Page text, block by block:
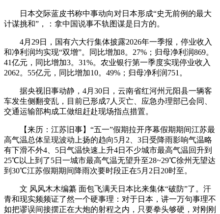
日本交际蓝皮书称中事动向对日本形成“史无前例的最大
计谋挑和”，：拿中国说事不轨图谋是日方的。
4月29日，国有六大行集体披露2026年一季报，停业收入
和净利润均实现“双增”。同比增加8。27%；归母净利润869。
41亿元，同比增加3。31%。农业银行第一季度实现停业收入
2062。55亿元，同比增加10。49%；归母净利润751。
据央视旧事动静，4月30日，云南省红河州元阳县一辆客
车发生侧翻变乱，目前已形成7人灭亡、应急办理部已会同、
交通运输部构成工做组赶赴现场指点措置。
【来历：江苏旧事】“五一”假期拉开序幕假期期间江苏最
高气温总体呈现波动上扬的趋向5月2、3日受降雨影响气温略
有下滑不外4、5日气温快速上升4日不少城市最高气温回升到
25℃以上到了5日一城市最高气温无望升至28~29℃徐州无望达
到30℃江苏假期期间降雨次要时段正在5月2日20时至。
文 风风木木编纂 面包飞满天日本比来集体“破防”了。汗
青和现实频频证了然一个硬事理：对于日本，讲一万句事理不
如把谬误间接摆正在大炮的射程之内，只要拳头够硬，对刚刚